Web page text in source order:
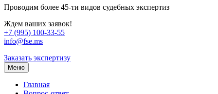
Проводим более 45-ти видов судебных экспертиз
Ждем ваших заявок!
+7 (995) 100-33-55
info@fse.ms
Заказать экспертизу
Меню
Главная